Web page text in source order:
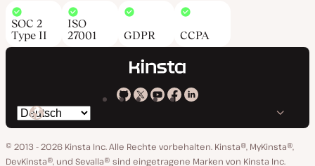
SOC 2
Type II
ISO
27001
GDPR CCPA
Kinsta
GitHub
Kinsta
X
Kinsta
YouTube
Kinsta
Facebook
Kinsta
LinkedIn
Spräche
ändern
© 2013 - 2026 Kinsta Inc. Alle Rechte vorbehalten. Kinsta®, MyKinsta®,
DevKinsta®, und Sevalla® sind eingetragene Marken von Kinsta Inc.